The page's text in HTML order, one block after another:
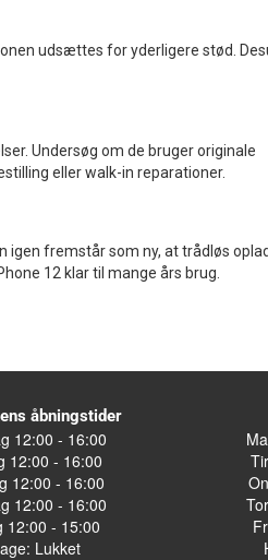
udsættes for yderligere stød.
Undersøg om de bruger originale
eller walk-in reparationer.
igen fremstår som ny, at trådløs
12 klar til mange års brug.
åbningstider
12:00 - 16:00
12:00 - 16:00
12:00 - 16:00
12:00 - 16:00
12:00 - 15:00
Lukket